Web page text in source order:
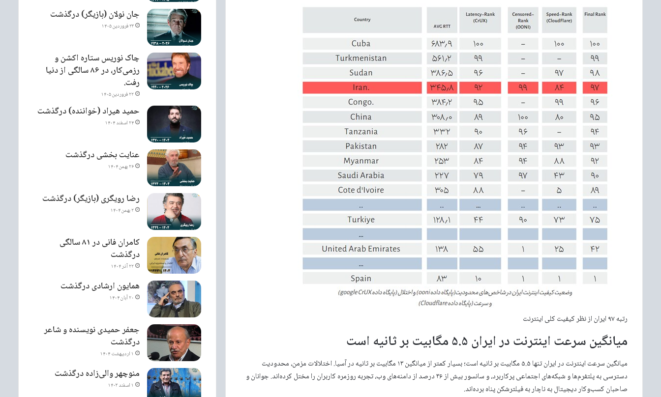
رتبه ۹۷ ایران از نظر کیفیت کلی اینترنت
میانگین سرعت اینترنت در ایران ۵.۵ مگابیت بر ثانیه است
میانگین سرعت اینترنت در ایران تنها ۵.۵ مگابیت بر ثانیه است؛ بسیار کمتر از میانگین ۱۳ مگابیت بر ثانیه در آسیا. اختلالات مزمن، محدودیت
دسترسی به پلتفرم‌ها و شبکه‌های اجتماعی پرکاربرد، و سانسور بیش از ۳۶ درصد از دامنه‌های وب، تجربه روزمره کاربران را مختل کرده‌اند. جوانان و
صاحبان کسب‌وکار دیجیتال به ناچار به فیلترشکن پناه برده‌اند.
جان نولان (بازیگر) درگذشت
۲۳ فروردین ۱۴۰۵
چاک نوریس ستاره اکشن و
رزمی‌کار، در ۸۶ سالگی از دنیا
رفت.
۲۲ فروردین ۱۴۰۵
حمید هیراد (خواننده) درگذشت
۲۴ اسفند ۱۴۰۴
عنایت بخشی درگذشت
۲۶ بهمن ۱۴۰۴
رضا رویگری (بازیگر) درگذشت
۲ بهمن ۱۴۰۴
کامران فانی در ۸۱ سالگی
درگذشت
۲۲ آذر ۱۴۰۴
همایون ارشادی درگذشت
۲۰ آبان ۱۴۰۴
جعفر حمیدی نویسنده و شاعر
درگذشت
۱ اردیبهشت ۱۴۰۴
منوچهر والی‌زاده درگذشت
۱ اسفند ۱۴۰۳